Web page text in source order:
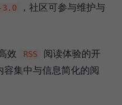
，社区可参与维护与
效 RSS
阅读体验的开
集中与信息简化的阅